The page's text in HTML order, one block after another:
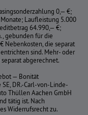
0,— €;
Laufleistung 5.000
64.990,— €;
gebunden für die
Nebenkosten, die separat
sind. Mehr- oder
abgerechnet.
— Bonität
DR.-Carl-von-Linde-
Thüllen Aachen GmbH
tätig ist. Nach
Widerrufsrecht zu.